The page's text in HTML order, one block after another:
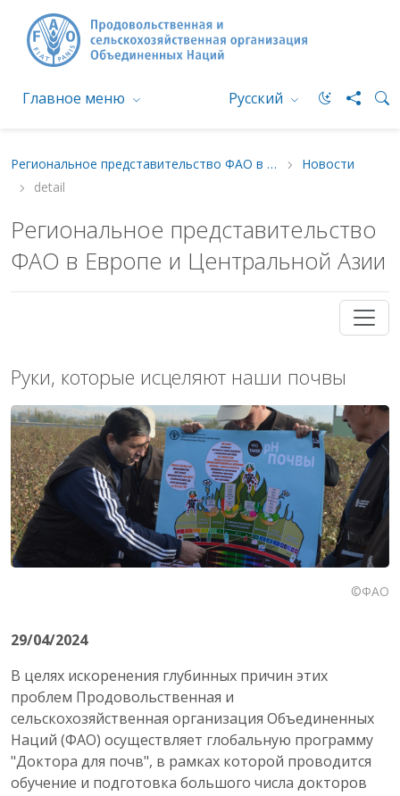
Главное меню Русский
Региональное представительство ФАО в Европе и Центральной Азии
Новости
detail
Региональное представительство
ФАО в Европе и Центральной Азии
Руки, которые исцеляют наши почвы
©ФАО
29/04/2024
В целях искоренения глубинных причин этих
проблем Продовольственная и
сельскохозяйственная организация Объединенных
Наций (ФАО) осуществляет глобальную программу
"Доктора для почв", в рамках которой проводится
обучение и подготовка большого числа докторов